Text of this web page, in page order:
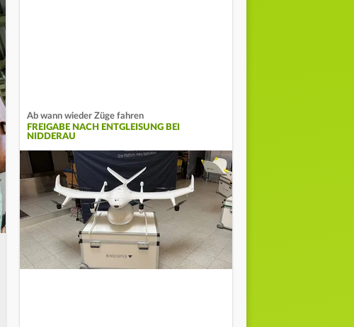
Ab wann wieder Züge fahren
FREIGABE NACH ENTGLEISUNG BEI
NIDDERAU